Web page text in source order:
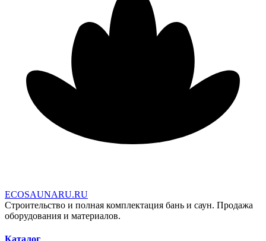
ECOSAUNARU.RU
Строительство и полная комплектация бань и саун. Продажа
оборудования и материалов.